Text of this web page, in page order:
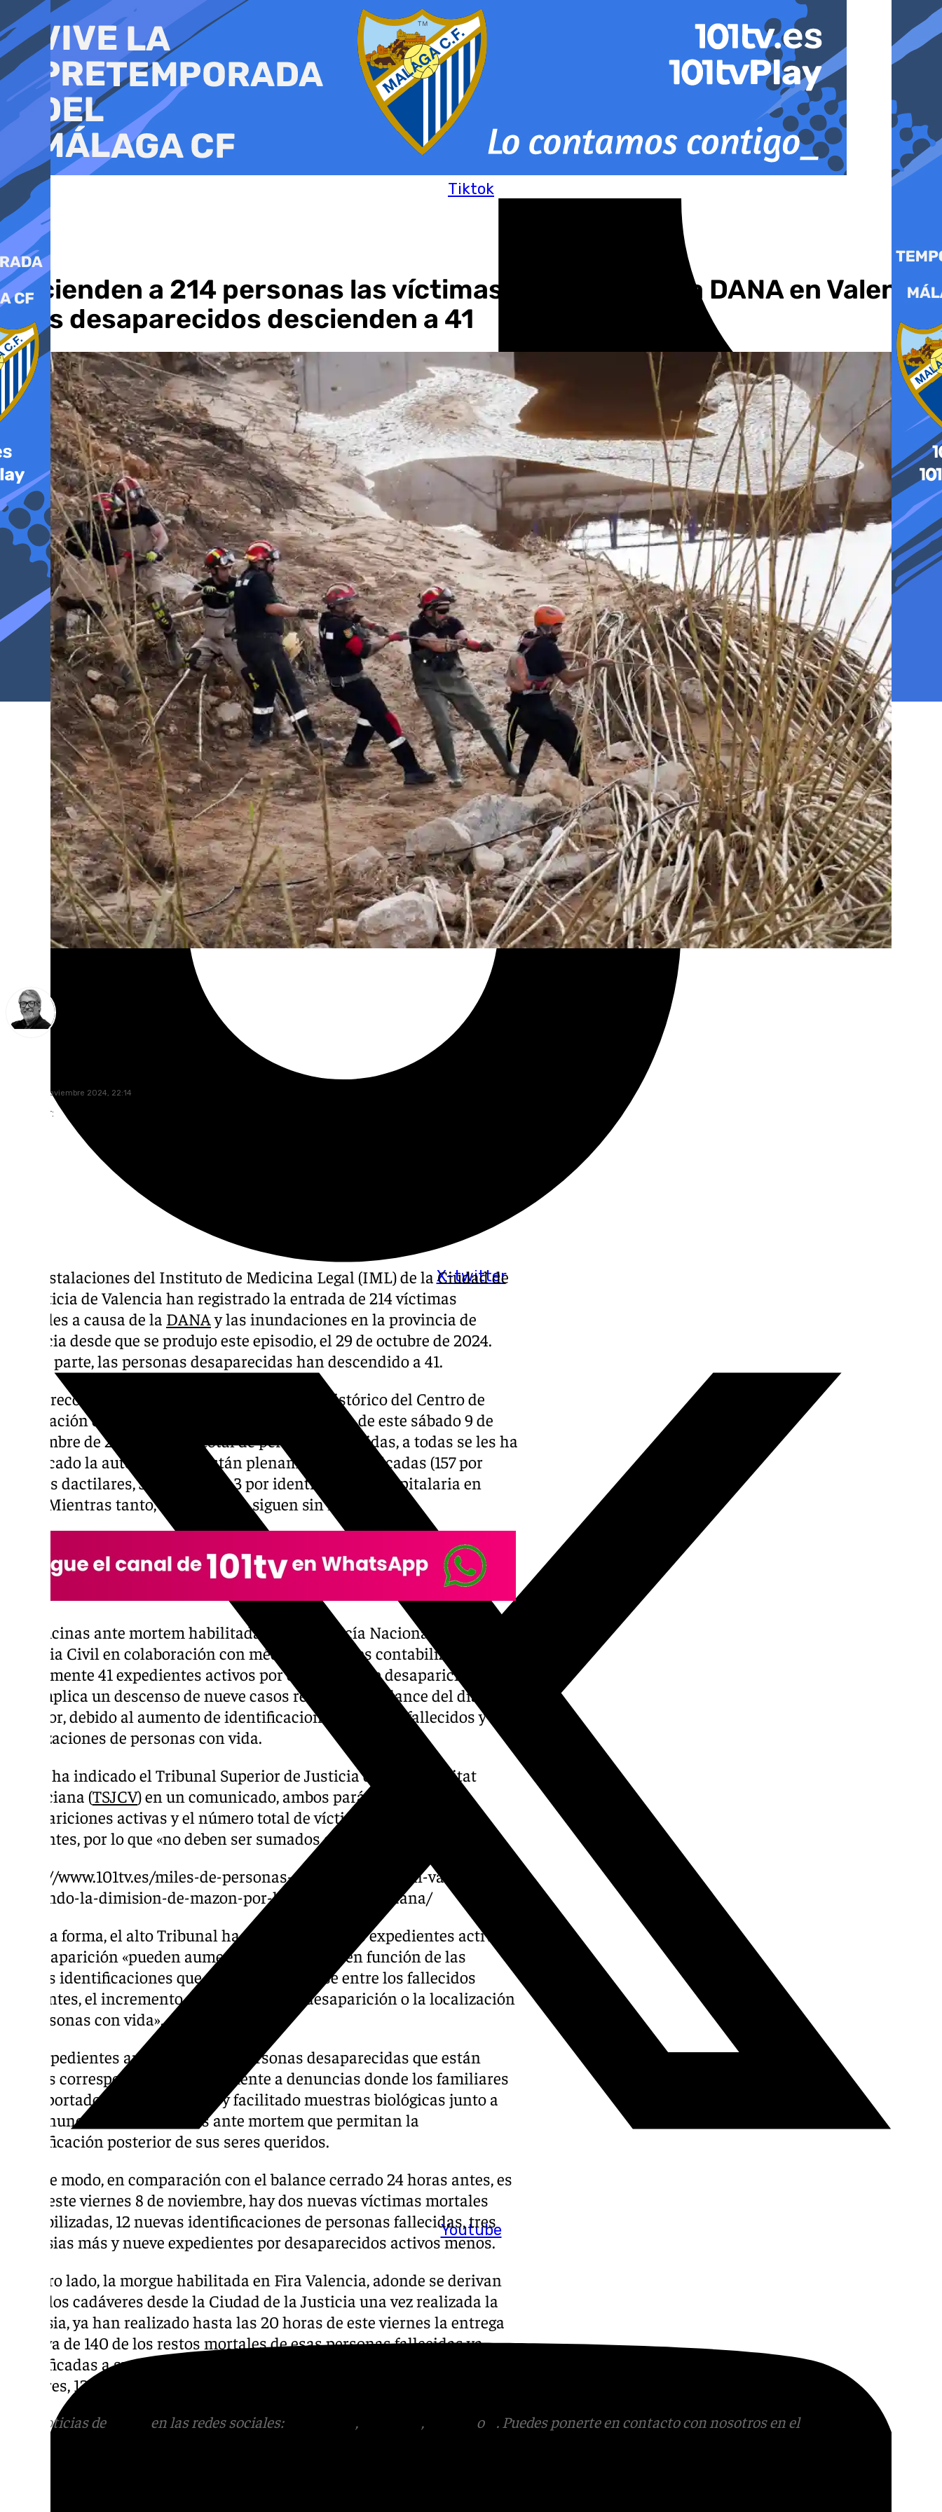
al
contenido
Tiktok
X-twitter
Youtube
Ascienden a 214 personas las víctimas mortales por la DANA en Valencia
y los desaparecidos descienden a 41
sábado, 9 noviembre 2024, 22:14
Compartir:
Las instalaciones del Instituto de Medicina Legal (IML) de la Ciudad de
la Justicia de Valencia han registrado la entrada de 214 víctimas
mortales a causa de la DANA y las inundaciones en la provincia de
Valencia desde que se produjo este episodio, el 29 de octubre de 2024.
Por su parte, las personas desaparecidas han descendido a 41.
Así se recoge en el balance con el acumulado histórico del Centro de
Integración de Datos (CID) cerrado a las 20 horas de este sábado 9 de
noviembre de 2024. De este total de personas fallecidas, a todas se les ha
practicado la autopsia y 195 están plenamente identificadas (157 por
huellas dactilares, 35 por ADN y 3 por identificación hospitalaria en
vida). Mientras tanto, 19 cadáveres siguen sin identificar.
Las oficinas ante mortem habilitadas por la Policía Nacional y la
Guardia Civil en colaboración con médicos forenses contabilizan
actualmente 41 expedientes activos por denuncias de desaparición, lo
que implica un descenso de nueve casos respecto al balance del día
anterior, debido al aumento de identificaciones entre los fallecidos y a
localizaciones de personas con vida.
Según ha indicado el Tribunal Superior de Justicia de la Comunitat
Valenciana (TSJCV) en un comunicado, ambos parámetros, el de
desapariciones activas y el número total de víctimas mortales, son
diferentes, por lo que «no deben ser sumados en ningún caso».
https://www.101tv.es/miles-de-personas-se-manifiestan-en-valencia-
exigiendo-la-dimision-de-mazon-por-la-gestion-de-la-dana/
De esta forma, el alto Tribunal ha precisado que los expedientes activos
de desaparición «pueden aumentar o descender en función de las
nuevas identificaciones que puedan producirse entre los fallecidos
existentes, el incremento de denuncias de desaparición o la localización
de personas con vida».
Los expedientes ante mortem de personas desaparecidas que están
activos corresponden exclusivamente a denuncias donde los familiares
han aportado diferentes datos y facilitado muestras biológicas junto a
las denuncias en las oficinas ante mortem que permitan la
identificación posterior de sus seres queridos.
De este modo, en comparación con el balance cerrado 24 horas antes, es
decir, este viernes 8 de noviembre, hay dos nuevas víctimas mortales
contabilizadas, 12 nuevas identificaciones de personas fallecidas, tres
autopsias más y nueve expedientes por desaparecidos activos menos.
Por otro lado, la morgue habilitada en Fira Valencia, adonde se derivan
todos los cadáveres desde la Ciudad de la Justicia una vez realizada la
autopsia, ya han realizado hasta las 20 horas de este viernes la entrega
efectiva de 140 de los restos mortales de esas personas fallecidas ya
identificadas a sus familias para que puedan realizar las exequias
fúnebres, 12 más que la cifra total registrada hasta ayer.
Más noticias de en las redes sociales: , , o
. Puedes ponerte en contacto con nosotros en el